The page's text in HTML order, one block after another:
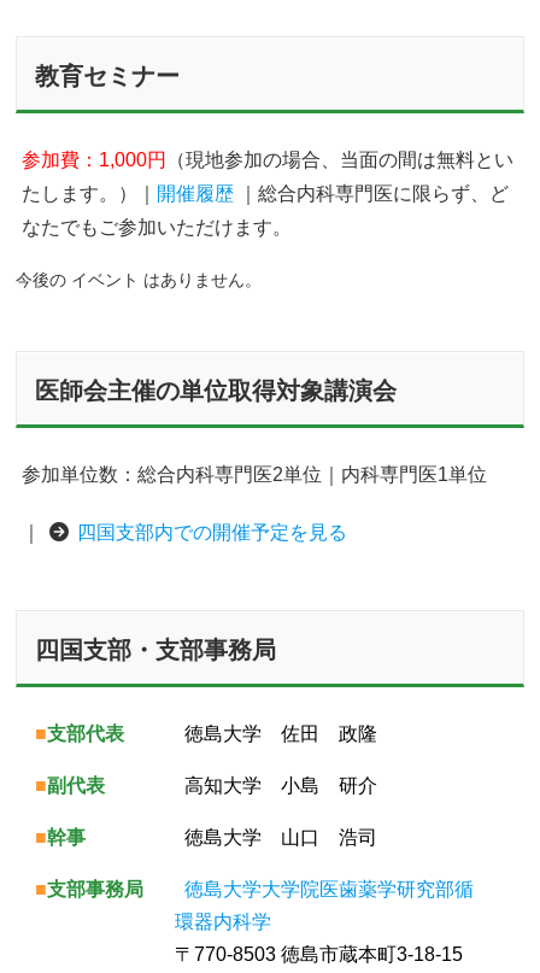
教育セミナー
参加費：1,000円
（現地参加の場合、当面の間は無料とい
たします。）｜ 開催履歴 ｜総合内科専門医に限らず、ど
なたでもご参加いただけます。
今後の イベント はありません。
医師会主催の単位取得対象講演会
参加単位数：総合内科専門医2単位｜内科専門医1単位
四国支部内での開催予定を見る
四国支部・支部事務局
■支部代表 徳島大学 佐田 政隆
■副代表 高知大学 小島 研介
■幹事 徳島大学 山口 浩司
■支部事務局
徳島大学大学院医歯薬学研究部循
環器内科学
〒770-8503 徳島市蔵本町3-18-15